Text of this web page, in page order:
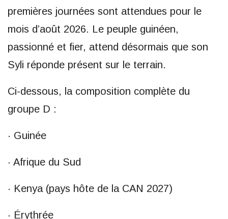
premières journées sont attendues pour le
mois d’août 2026. Le peuple guinéen,
passionné et fier, attend désormais que son
Syli réponde présent sur le terrain.
Ci-dessous, la composition complète du
groupe D :
· Guinée
· Afrique du Sud
· Kenya (pays hôte de la CAN 2027)
· Érythrée